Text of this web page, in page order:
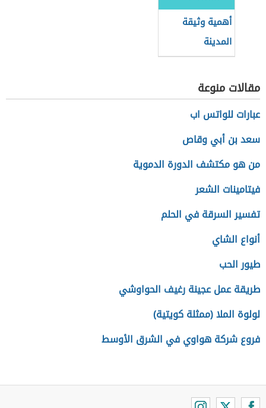
أهمية وثيقة
المدينة
مقالات منوعة
عبارات للواتس اب
سعد بن أبي وقاص
من هو مكتشف الدورة الدموية
فيتامينات الشعر
تفسير السرقة في الحلم
أنواع الشاي
طيور الحب
طريقة عمل عجينة رغيف الحواوشي
لولوة الملا (ممثلة كويتية)
فروع شركة هواوي في الشرق الأوسط